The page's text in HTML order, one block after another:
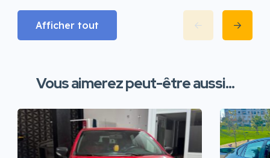
Afficher tout
Vous aimerez peut-être aussi...